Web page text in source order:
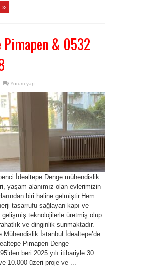
»
Pimapen & 0532
Yorum yap
İdealtepe Denge mühendislik
yaşam alanımız olan evlerimizin
biri haline gelmiştir.Hem
tasarrufu sağlayan kapı ve
gelişmiş teknolojilerle üretmiş olup
ve dinginlik sunmaktadır.
Mühendislik İstanbul İdealtepe’de
Pimapen Denge
beri 2025 yılı itibariyle 30
10.000 üzeri proje ve ...